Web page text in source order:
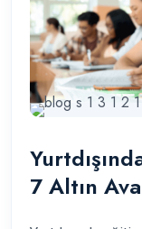
7 Altın